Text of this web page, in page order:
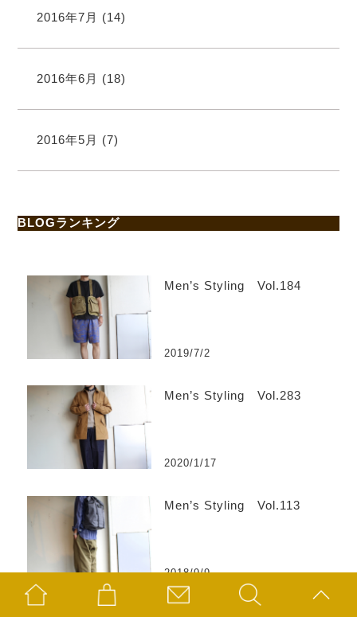
2016年7月 (14)
2016年6月 (18)
2016年5月 (7)
BLOGランキング
Men’s Styling Vol.184
2019/7/2
Men’s Styling Vol.283
2020/1/17
Men’s Styling Vol.113
2018/9/9